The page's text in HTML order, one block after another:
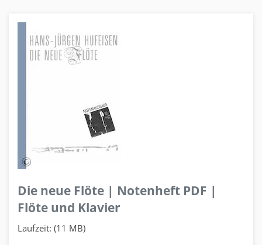
Die neue Flöte | Notenheft PDF |
Flöte und Klavier
Laufzeit: (11 MB)